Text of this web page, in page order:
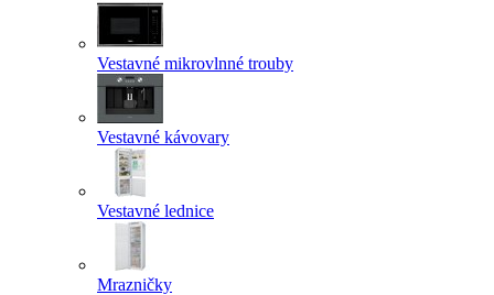
Vestavné mikrovlnné trouby
Vestavné kávovary
Vestavné lednice
Mrazničky